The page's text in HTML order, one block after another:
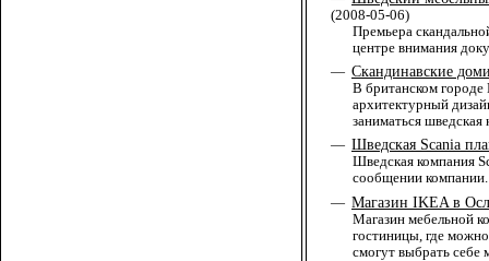
(2008-05-06)
Премьера
центре внимания
— Скандинавские
В британском городе
архитектурный
заниматься
— Шведская Scania
Шведская компания
сообщении компании.
— Магазин IKEA в
Магазин мебельной
гостиницы, где
смогут выбрать себе